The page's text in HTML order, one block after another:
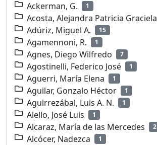
Ackerman, G. 1
Acosta, Alejandra Patricia Graciela
Adúriz, Miguel A. 15
Agamennoni, R. 1
Agnes, Diego Wilfredo 7
Agostinelli, Federico José 1
Aguerri, María Elena 1
Aguilar, Gonzalo Héctor 1
Aguirrezábal, Luis A. N. 1
Aiello, José Luis 1
Alcaraz, María de las Mercedes 2
Alcócer, Nadezca 1